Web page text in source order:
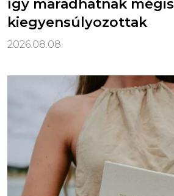
így maradhatnak mégis
kiegyensúlyozottak
2026.08.08.